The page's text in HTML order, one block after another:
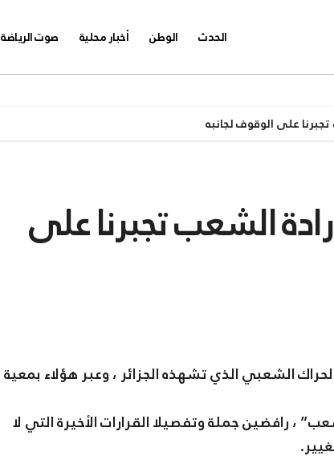
الحدث الوطن أخبار محلية صوت الرياضة
على الوقوف لجانبه
الشعب تجبرنا على
الشعبي الذي تشهذه الجزائر ، وعبر هؤلاء بمعية
، رافضين جملة وتفصيلا القرارات الأخيرة التي لا